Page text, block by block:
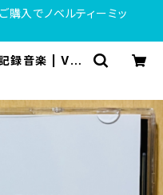
入でノベルティーミッ
録音楽 | VIN